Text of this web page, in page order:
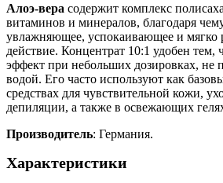
Алоэ-вера содержит комплекс
витаминов и минералов, благодаря
увлажняющее, успокаивающее и мягко
действие. Концентрат 10:1 удобен
эффект при небольших дозировках, не
водой. Его часто используют как
средствах для чувствительной кожи,
депиляции, а также в освежающих
Производитель: Германия.
Характеристики